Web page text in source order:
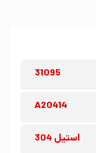
31095
A20414
استیل 304